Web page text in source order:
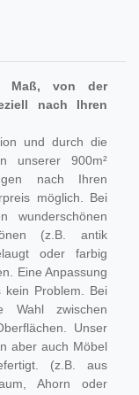
Maß, von der
nach Ihren
und durch die
unserer 900m²
nach Ihren
möglich. Bei
wunderschönen
(z.B. antik
oder farbig
Eine Anpassung
Problem. Bei
Wahl zwischen
Unser
aber auch Möbel
(z.B. aus
Ahorn oder